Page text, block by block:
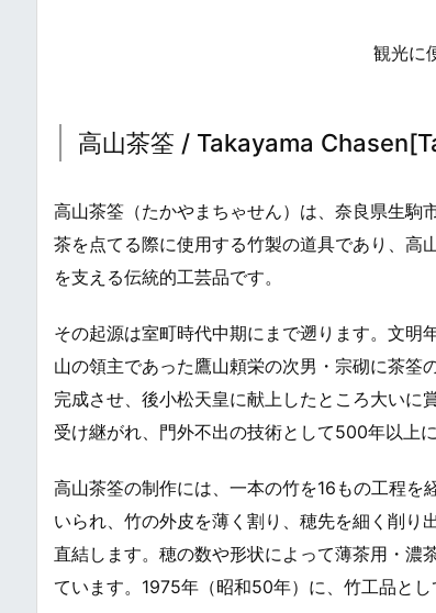
観光に
高山茶筌 / Takayama
高山茶筌（たかやまちゃせん）は、奈良県生駒
茶を点てる際に使用する竹製の道具であり、高
を支える伝統的工芸品です。
その起源は室町時代中期にまで遡ります。文
山の領主であった鷹山頼栄の次男・宗砌に茶筌
完成させ、後小松天皇に献上したところ大いに
受け継がれ、門外不出の技術として500年以上
高山茶筌の制作には、一本の竹を16もの工程
いられ、竹の外皮を薄く割り、穂先を細く削り
直結します。穂の数や形状によって薄茶用・濃
ています。1975年（昭和50年）に、竹工品と